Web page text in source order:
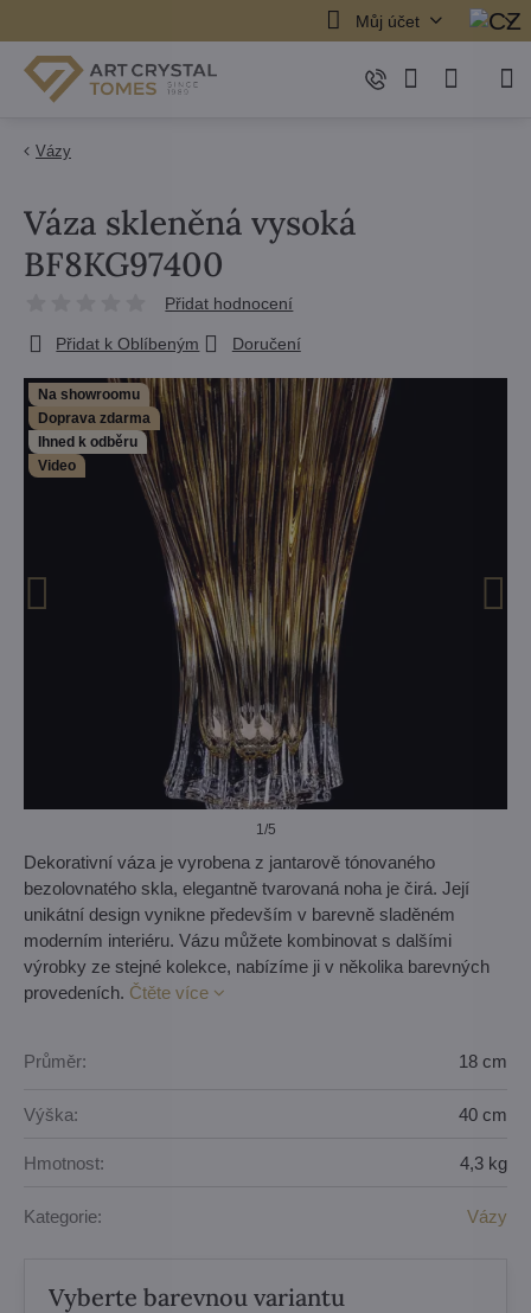
Můj účet
Vázy
Na showroomu
Doprava zdarma
Ihned k odběru
Video
1/5
Váza skleněná vysoká
BF8KG97400
Přidat hodnocení
Přidat k Oblíbeným Doručení
Dekorativní váza je vyrobena z jantarově tónovaného
bezolovnatého skla, elegantně tvarovaná noha je čirá. Její
unikátní design vynikne především v barevně sladěném
moderním interiéru. Vázu můžete kombinovat s dalšími
výrobky ze stejné kolekce, nabízíme ji v několika barevných
provedeních. Čtěte více
Průměr: 18 cm
Výška: 40 cm
Hmotnost: 4,3 kg
Kategorie: Vázy
Vyberte barevnou variantu